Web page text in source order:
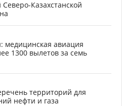
Казахстанской
медицинская авиация
1300 вылетов за семь
территорий для
нефти и газа